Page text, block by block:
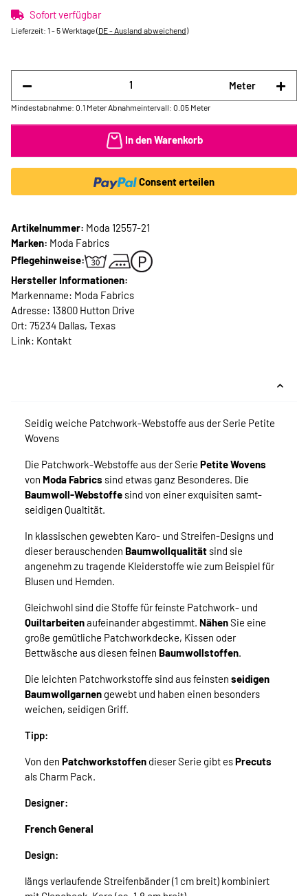
Sofort verfügbar
Lieferzeit: 1 - 5 Werktage(DE - Ausland abweichend)
Meter
Mindestabnahme: 0.1 Meter Abnahmeintervall: 0.05 Meter
In den Warenkorb
Consent erteilen
Artikelnummer: Moda 12557-21
Marken: Moda Fabrics
Pflegehinweise:
Hersteller Informationen:
Markenname: Moda Fabrics
Adresse: 13800 Hutton Drive
Ort: 75234 Dallas, Texas
Link: Kontakt
Seidig weiche Patchwork-Webstoffe aus der Serie Petite
Wovens
Die Patchwork-Webstoffe aus der Serie Petite Wovens
von Moda Fabrics sind etwas ganz Besonderes. Die
Baumwoll-Webstoffe sind von einer exquisiten samt-
seidigen Qualtität.
In klassischen gewebten Karo- und Streifen-Designs und
dieser berauschenden Baumwollqualität sind sie
angenehm zu tragende Kleiderstoffe wie zum Beispiel für
Blusen und Hemden.
Gleichwohl sind die Stoffe für feinste Patchwork- und
Quiltarbeitenaufeinander abgestimmt. NähenSie eine
große gemütliche Patchworkdecke, Kissen oder
Bettwäsche aus diesen feinen Baumwollstoffen.
Die leichten Patchworkstoffe sind aus feinsten seidigen
Baumwollgarnen gewebt und haben einen besonders
weichen, seidigen Griff.
Tipp:
Von den Patchworkstoffen dieser Serie gibt esPrecuts
als Charm Pack.
Designer:
French General
Design:
längs verlaufende Streifenbänder (1 cm breit) kombiniert